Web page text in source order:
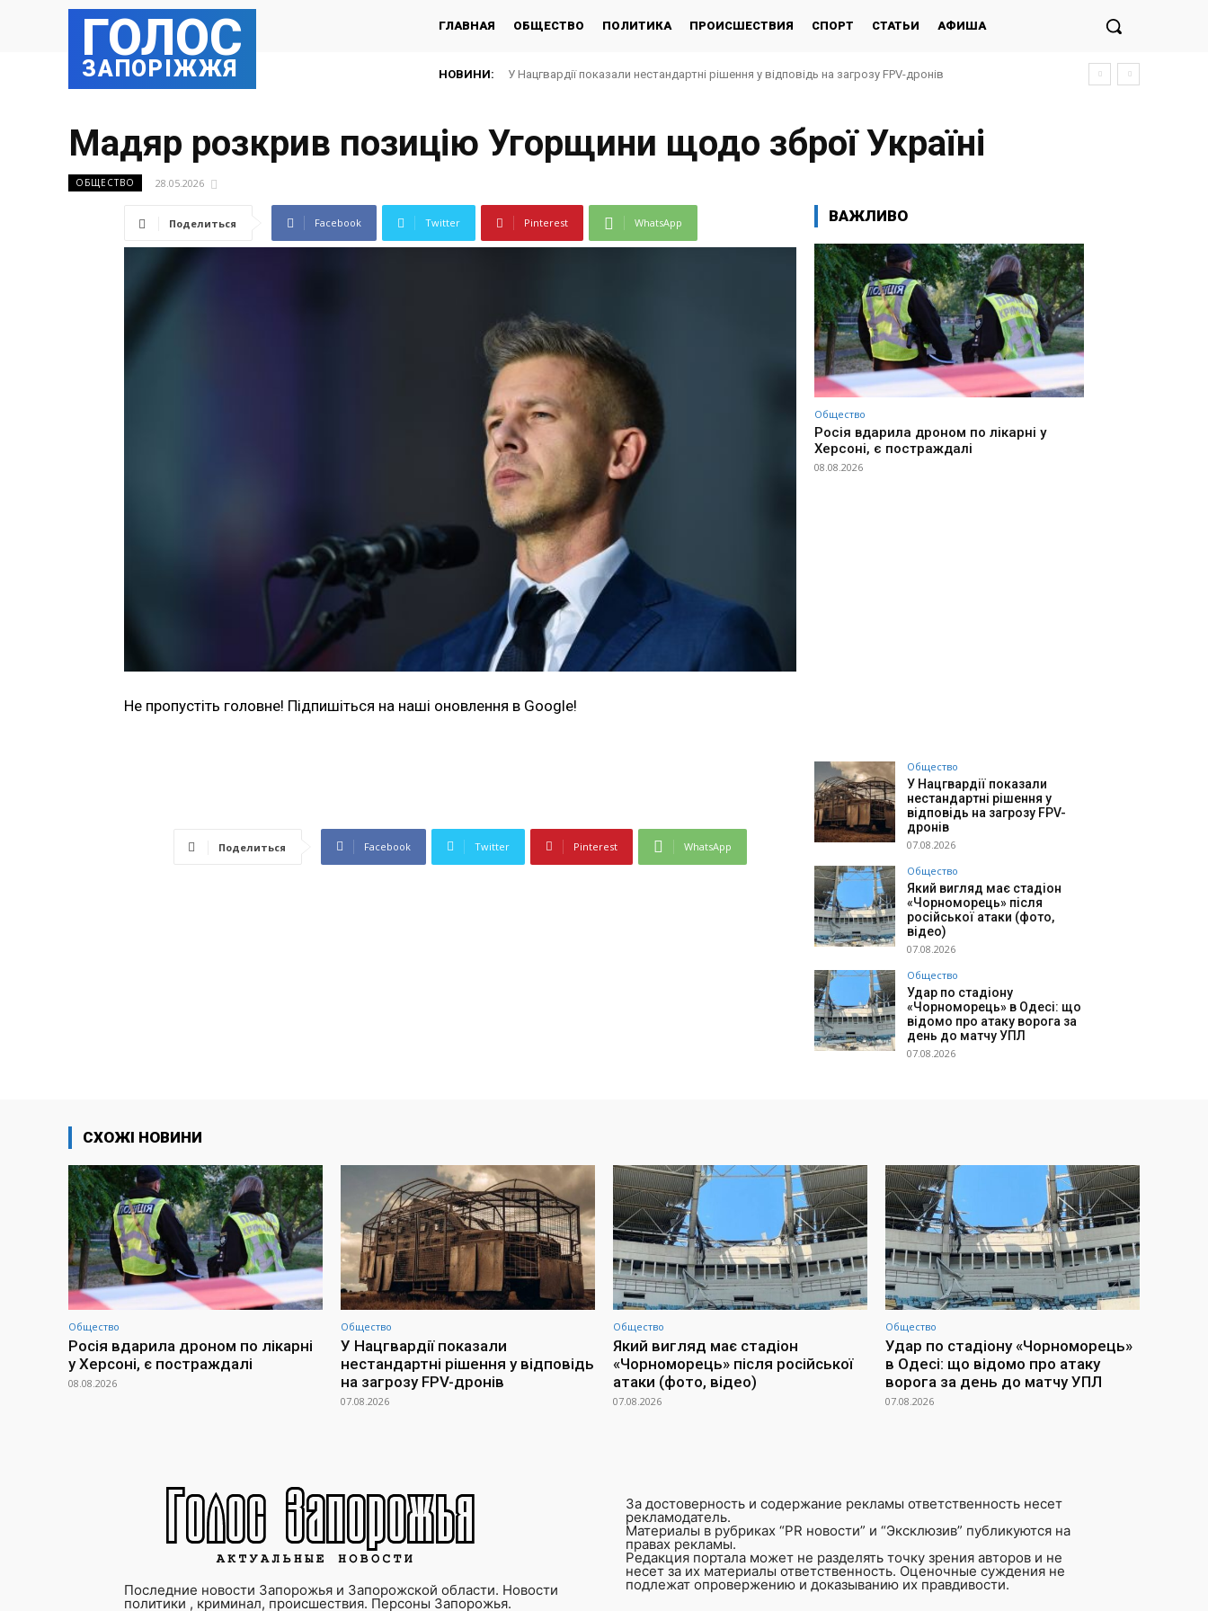
ГОЛОС
ЗАПОРІЖЖЯ
ГЛАВНАЯ ОБЩЕСТВО ПОЛИТИКА ПРОИСШЕСТВИЯ СПОРТ СТАТЬИ АФИША
НОВИНИ: У Нацгвардії показали нестандартні рішення у відповідь на загрозу FPV-дронів
Мадяр розкрив позицію Угорщини щодо зброї Україні
ОБЩЕСТВО 28.05.2026
Поделиться Facebook Twitter Pinterest WhatsApp
Не пропустіть головне! Підпишіться на наші оновлення в Google!
Поделиться Facebook Twitter Pinterest WhatsApp
ВАЖЛИВО
Общество
Росія вдарила дроном по лікарні у
Херсоні, є постраждалі
08.08.2026
Общество
У Нацгвардії показали
нестандартні рішення у
відповідь на загрозу FPV-
дронів
07.08.2026
Общество
Який вигляд має стадіон
«Чорноморець» після
російської атаки (фото,
відео)
07.08.2026
Общество
Удар по стадіону
«Чорноморець» в Одесі: що
відомо про атаку ворога за
день до матчу УПЛ
07.08.2026
СХОЖІ НОВИНИ
Общество
Росія вдарила дроном по лікарні
у Херсоні, є постраждалі
08.08.2026
Общество
У Нацгвардії показали
нестандартні рішення у відповідь
на загрозу FPV-дронів
07.08.2026
Общество
Який вигляд має стадіон
«Чорноморець» після російської
атаки (фото, відео)
07.08.2026
Общество
Удар по стадіону «Чорноморець»
в Одесі: що відомо про атаку
ворога за день до матчу УПЛ
07.08.2026
Последние новости Запорожья и Запорожской области. Новости
политики , криминал, происшествия. Персоны Запорожья.
За достоверность и содержание рекламы ответственность несет
рекламодатель.
Материалы в рубриках “PR новости” и “Эксклюзив” публикуются на
правах рекламы.
Редакция портала может не разделять точку зрения авторов и не
несет за их материалы ответственность. Оценочные суждения не
подлежат опровержению и доказыванию их правдивости.